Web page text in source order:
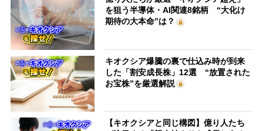
を狙う半導体・AI関連8銘柄 “大化け
期待の大本命”は？
キオクシア爆騰の裏で仕込み時が到来
した「割安成長株」12選 “放置された
お宝株”を厳選解説
【キオクシアと同じ構図】億り人たち